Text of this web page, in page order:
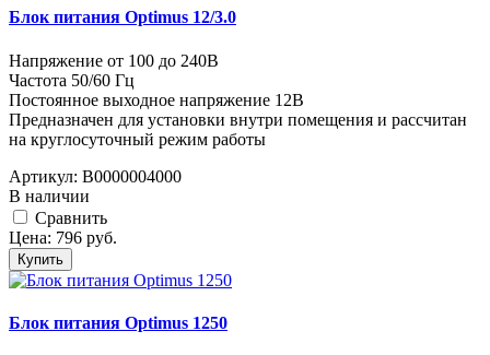
Блок питания Optimus 12/3.0
Напряжение от 100 до 240В
Частота 50/60 Гц
Постоянное выходное напряжение 12В
Предназначен для установки внутри помещения и рассчитан
на круглосуточный режим работы
Артикул: В0000004000
В наличии
Cравнить
Цена: 796 руб.
Купить
Блок питания Optimus 1250